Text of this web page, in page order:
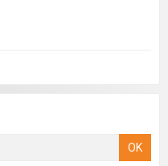
OK